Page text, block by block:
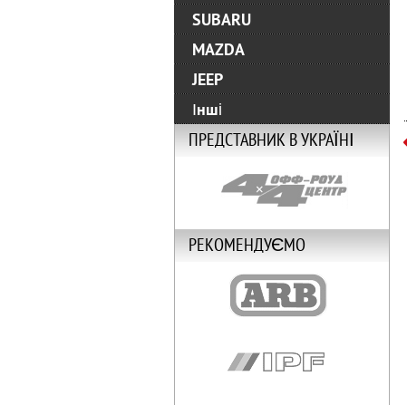
SUBARU
MAZDA
JEEP
Інші
ПРЕДСТАВНИК В УКРАЇНІ
РЕКОМЕНДУЄМО